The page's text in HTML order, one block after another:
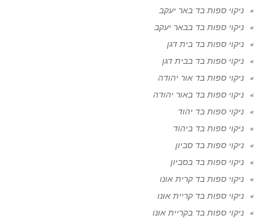
ניקוי ספות בד באר יעקב
ניקוי ספות בד בבאר יעקב
ניקוי ספות בד בית דגן
ניקוי ספות בד בבית דגן
ניקוי ספות בד אור יהודה
ניקוי ספות בד באור יהודה
ניקוי ספות בד יהוד
ניקוי ספות בד ביהוד
ניקוי ספות בד סביון
ניקוי ספות בד בסביון
ניקוי ספות בד קרית אונו
ניקוי ספות בד קריית אונו
ניקוי ספות בד בקריית אונו